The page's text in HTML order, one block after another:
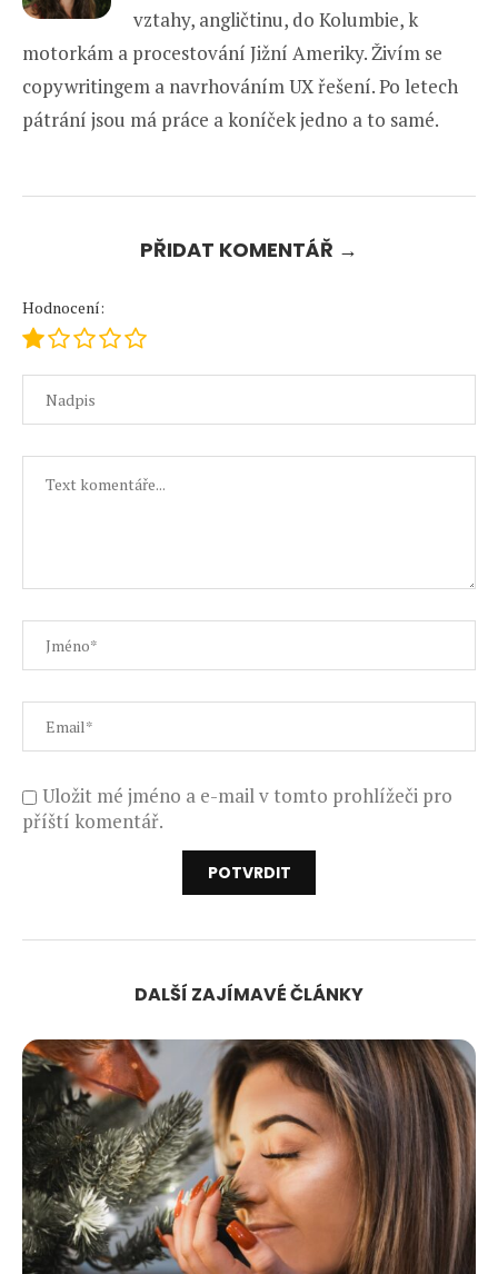
vztahy, angličtinu, do Kolumbie, k
motorkám a procestování Jižní Ameriky. Živím se
copywritingem a navrhováním UX řešení. Po letech
pátrání jsou má práce a koníček jedno a to samé.
PŘIDAT KOMENTÁŘ →
Hodnocení:
Uložit mé jméno a e-mail v tomto prohlížeči pro
příští komentář.
DALŠÍ ZAJÍMAVÉ ČLÁNKY